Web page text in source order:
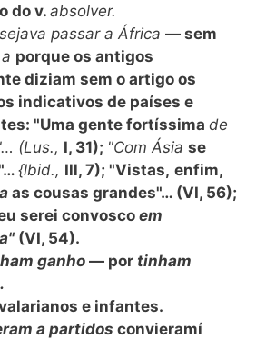
do v. absolver.
passar a África — sem
a porque os antigos
diziam sem o artigo os
indicativos de países e
"Uma gente fortíssima de
(Lus., I, 31); "Com Ásia se
{lbid., Ill, 7); "Vistas, enfim,
as cousas grandes"… (VI, 56);
serei convosco em
(VI, 54).
ganho — por tinham
e infantes.
a partidos convieramí